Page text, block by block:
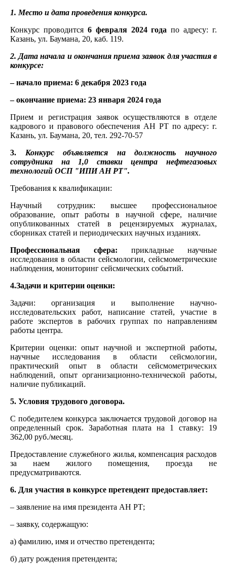
1. Место и дата проведения конкурса.
Конкурс проводится 6 февраля 2024 года по адресу: г.
Казань, ул. Баумана, 20, каб. 119.
2. Дата начала и окончания приема заявок для участия в
конкурсе:
– начало приема: 6 декабря 2023 года
– окончание приема: 23 января 2024 года
Прием и регистрация заявок осуществляются в отделе
кадрового и правового обеспечения АН РТ по адресу: г.
Казань, ул. Баумана, 20, тел. 292-70-57
3. Конкурс объявляется на должность научного
сотрудника на 1,0 ставки центра нефтегазовых
технологий ОСП "ИПИ АН РТ".
Требования к квалификации:
Научный сотрудник: высшее профессиональное
образование, опыт работы в научной сфере, наличие
опубликованных статей в рецензируемых журналах,
сборниках статей и периодических научных изданиях.
Профессиональная сфера: прикладные научные
исследования в области сейсмологии, сейсмометрические
наблюдения, мониторинг сейсмических событий.
4.Задачи и критерии оценки:
Задачи: организация и выполнение научно-
исследовательских работ, написание статей, участие в
работе экспертов в рабочих группах по направлениям
работы центра.
Критерии оценки: опыт научной и экспертной работы,
научные исследования в области сейсмологии,
практический опыт в области сейсмометрических
наблюдений, опыт организационно-технической работы,
наличие публикаций.
5. Условия трудового договора.
С победителем конкурса заключается трудовой договор на
определенный срок. Заработная плата на 1 ставку: 19
362,00 руб./месяц.
Предоставление служебного жилья, компенсация расходов
за наем жилого помещения, проезда не
предусматриваются.
6. Для участия в конкурсе претендент предоставляет:
– заявление на имя президента АН РТ;
– заявку, содержащую:
а) фамилию, имя и отчество претендента;
б) дату рождения претендента;